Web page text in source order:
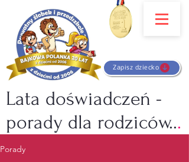
Zapisz dziecko
Lata doświadczeń -
porady dla rodziców...
Porady